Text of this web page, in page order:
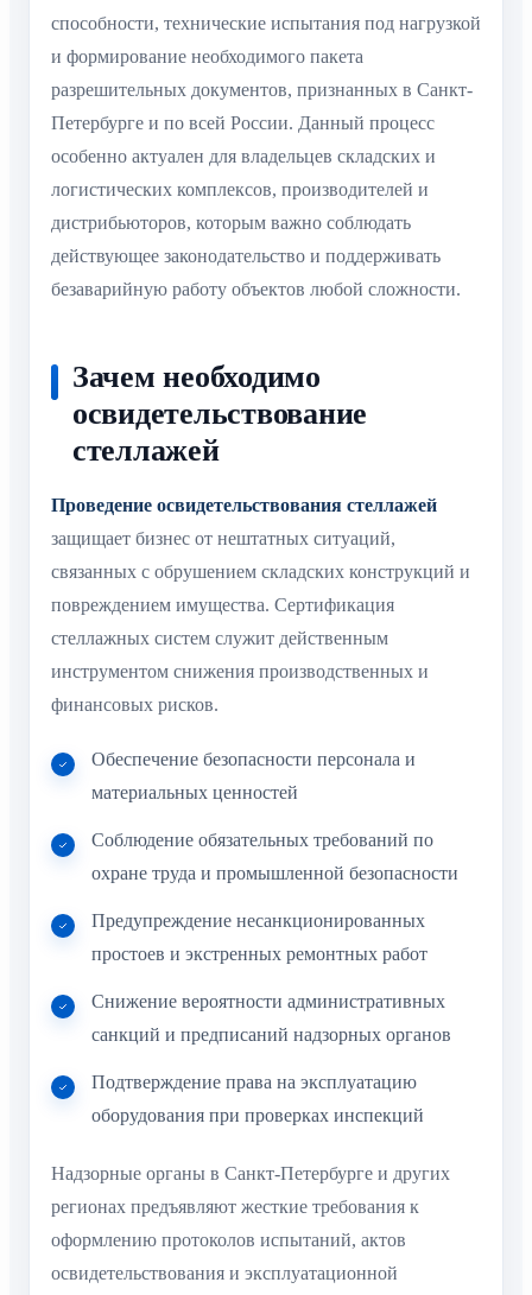
способности, технические испытания под нагрузкой
и формирование необходимого пакета
разрешительных документов, признанных в Санкт-
Петербурге и по всей России. Данный процесс
особенно актуален для владельцев складских и
логистических комплексов, производителей и
дистрибьюторов, которым важно соблюдать
действующее законодательство и поддерживать
безаварийную работу объектов любой сложности.
Зачем необходимо
освидетельствование
стеллажей
Проведение освидетельствования стеллажей
защищает бизнес от нештатных ситуаций,
связанных с обрушением складских конструкций и
повреждением имущества. Сертификация
стеллажных систем служит действенным
инструментом снижения производственных и
финансовых рисков.
Обеспечение безопасности персонала и
материальных ценностей
Соблюдение обязательных требований по
охране труда и промышленной безопасности
Предупреждение несанкционированных
простоев и экстренных ремонтных работ
Снижение вероятности административных
санкций и предписаний надзорных органов
Подтверждение права на эксплуатацию
оборудования при проверках инспекций
Надзорные органы в Санкт-Петербурге и других
регионах предъявляют жесткие требования к
оформлению протоколов испытаний, актов
освидетельствования и эксплуатационной